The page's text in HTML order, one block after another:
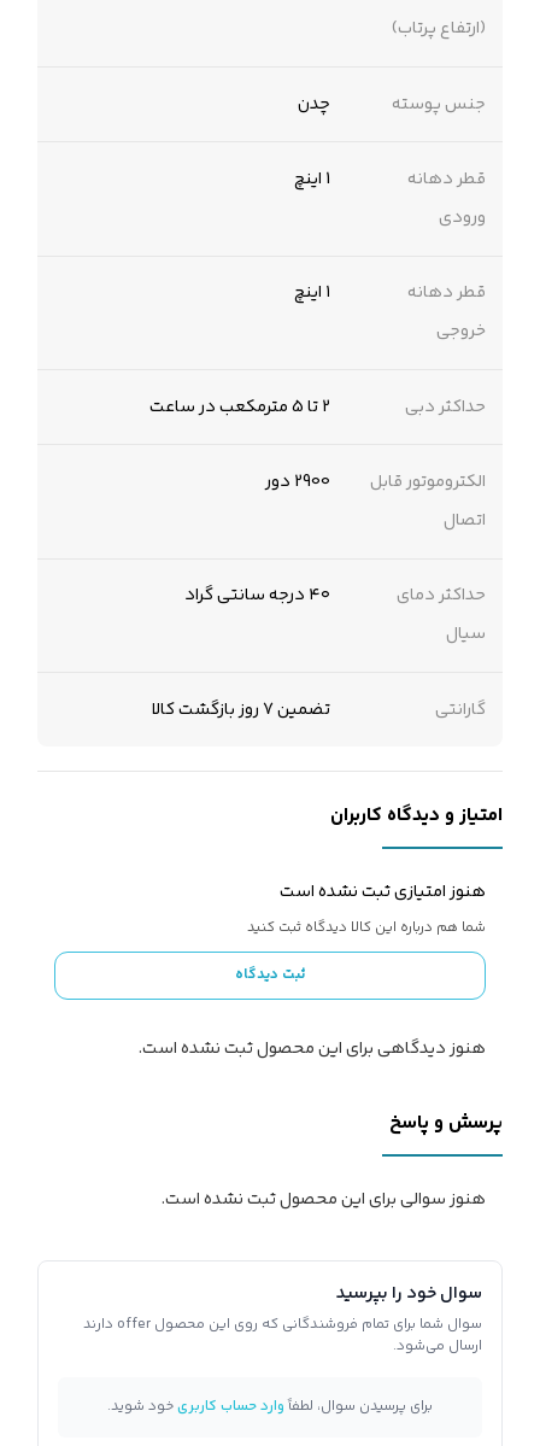
(ارتفاع پرتاب)
جنس پوسته چدن
قطر دهانه
ورودی
1 اینچ
قطر دهانه
خروجی
۱ اینچ
حداکثر دبی 2 تا 5 مترمکعب در ساعت
الکتروموتور قابل
اتصال
2900 دور
حداکثر دمای
سیال
۴۰ درجه سانتی گراد
گارانتی تضمین 7 روز بازگشت کالا
امتیاز و دیدگاه کاربران
هنوز امتیازی ثبت نشده است
شما هم درباره این کالا دیدگاه ثبت کنید
ثبت دیدگاه
هنوز دیدگاهی برای این محصول ثبت نشده است.
پرسش و پاسخ
هنوز سوالی برای این محصول ثبت نشده است.
سوال خود را بپرسید
سوال شما برای تمام فروشندگانی که روی این محصول offer دارند
ارسال می‌شود.
برای پرسیدن سوال، لطفاًوارد حساب کاربریخود شوید.